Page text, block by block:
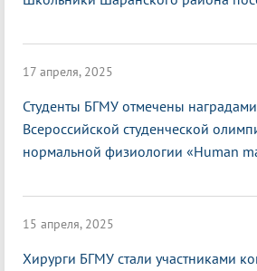
17 апреля, 2025
Студенты БГМУ отмечены
Всероссийской студенческой
нормальной физиологии «Нuman
15 апреля, 2025
Хирурги БГМУ стали участниками